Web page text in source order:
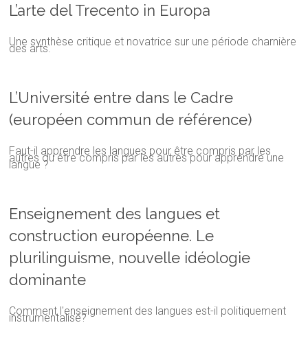
L’arte del Trecento in Europa
Une synthèse critique et novatrice sur une période charnière
des arts.
L’Université entre dans le Cadre
(européen commun de référence)
Faut-il apprendre les langues pour être compris par les
autres ou être compris par les autres pour apprendre une
langue ?
Enseignement des langues et
construction européenne. Le
plurilinguisme, nouvelle idéologie
dominante
Comment l'enseignement des langues est-il politiquement
instrumentalisé?